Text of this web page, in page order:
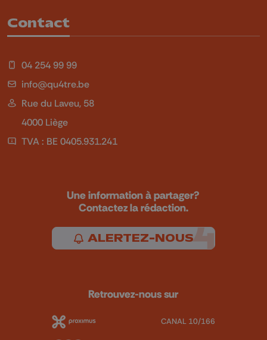
Contact
04 254 99 99
info@qu4tre.be
Rue du Laveu, 58
4000 Liège
TVA : BE 0405.931.241
Une information à partager?
Contactez la rédaction.
ALERTEZ-NOUS
Retrouvez-nous sur
CANAL 10/166